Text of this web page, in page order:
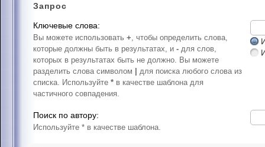
Запрос
Ключевые слова:
Вы можете использовать +, чтобы определить слова,
которые должны быть в результатах, и - для слов,
которых в результатах быть не должно. Вы можете
разделить слова символом
для поиска любого слова из
списка. Используйте * в качестве шаблона для
частичного совпадения.
Поиск по автору:
Используйте * в качестве шаблона.